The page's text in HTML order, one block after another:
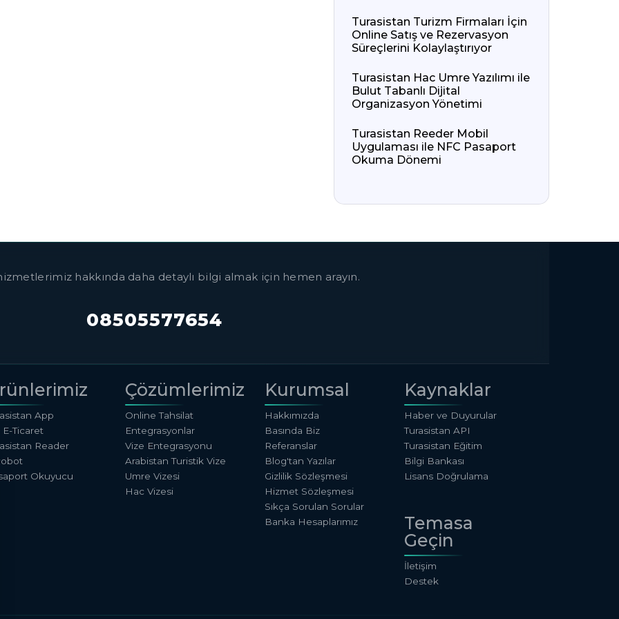
Turasistan Turizm Firmaları İçin
Online Satış ve Rezervasyon
Süreçlerini Kolaylaştırıyor
Turasistan Hac Umre Yazılımı ile
Bulut Tabanlı Dijital
Organizasyon Yönetimi
Turasistan Reeder Mobil
Uygulaması ile NFC Pasaport
Okuma Dönemi
hakkında daha detaylı bilgi almak için hemen arayın.
08505577654
App
E-Ticaret
Reader
Okuyucu
Çözümlerimiz
Online Tahsilat
Entegrasyonlar
Vize Entegrasyonu
Arabistan Turistik Vize
Umre Vizesi
Hac Vizesi
Kurumsal
Hakkımızda
Basında Biz
Referanslar
Blog'tan Yazılar
Gizlilik Sözleşmesi
Hizmet Sözleşmesi
Sıkça Sorulan Sorular
Banka Hesaplarımız
Kaynaklar
Haber ve Duyurular
Turasistan API
Turasistan Eğitim
Bilgi Bankası
Lisans Doğrulama
Temasa
Geçin
İletişim
Destek